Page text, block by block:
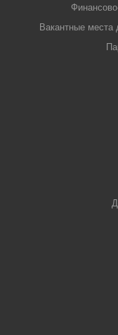
Вакантные